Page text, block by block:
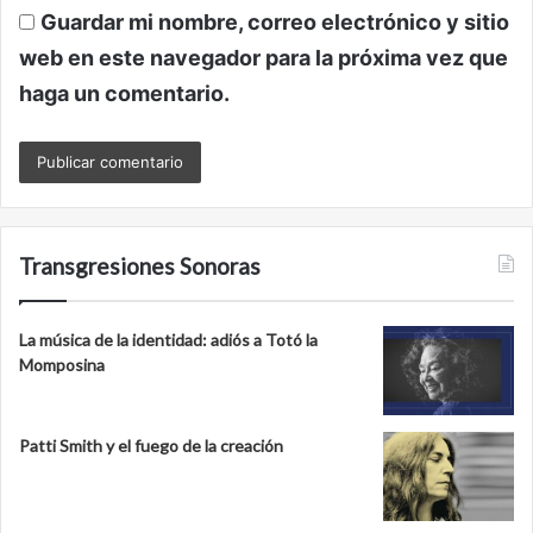
Guardar mi nombre, correo electrónico y sitio
web en este navegador para la próxima vez que
haga un comentario.
Transgresiones Sonoras
La música de la identidad: adiós a Totó la
Momposina
Patti Smith y el fuego de la creación